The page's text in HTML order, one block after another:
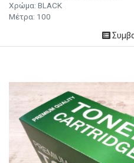
Χρώμα: BLACK
Μέτρα: 100